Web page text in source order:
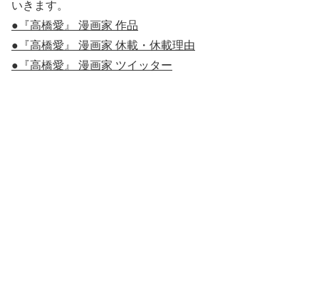
いきます。
●『高橋愛』 漫画家 作品
●『高橋愛』 漫画家 休載・休載理由
●『高橋愛』 漫画家 ツイッター